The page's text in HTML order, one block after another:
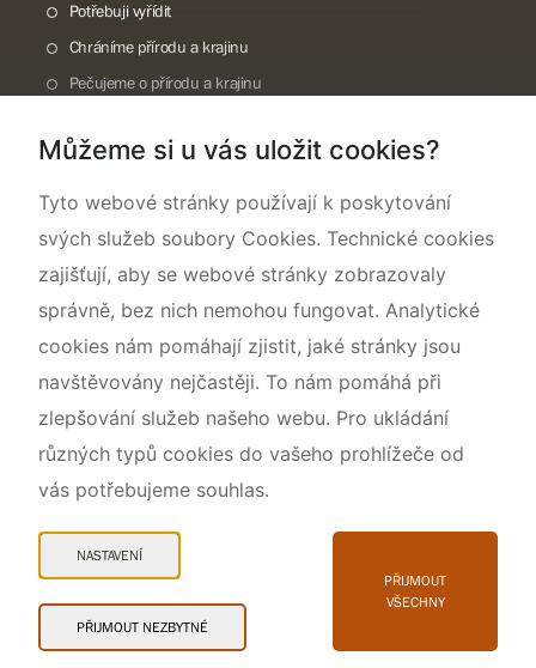
Potřebuji vyřídit
Chráníme přírodu a krajinu
Pečujeme o přírodu a krajinu
O nás
Snadné čtení
© 2026 AOPK ČR
Můžeme si u vás uložit cookies?
Tyto webové stránky používají k poskytování
svých služeb soubory Cookies. Technické cookies
zajišťují, aby se webové stránky zobrazovaly
správně, bez nich nemohou fungovat. Analytické
cookies nám pomáhají zjistit, jaké stránky jsou
navštěvovány nejčastěji. To nám pomáhá při
zlepšování služeb našeho webu. Pro ukládání
různých typů cookies do vašeho prohlížeče od
vás potřebujeme souhlas.
NASTAVENÍ
PŘIJMOUT NEZBYTNÉ
PŘIJMOUT
VŠECHNY